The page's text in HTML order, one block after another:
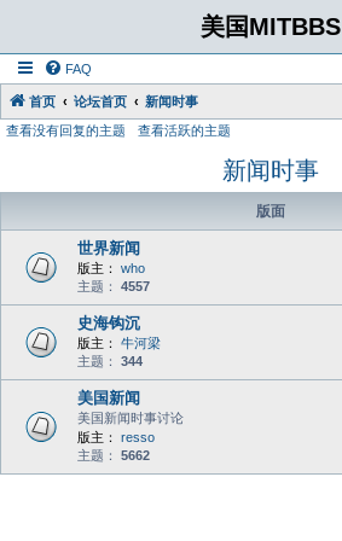
美国MITBBS
FAQ
首页 论坛首页 新闻时事
查看没有回复的主题 查看活跃的主题
新闻时事
版面
世界新闻
版主：
who
主题： 4557
史海钩沉
版主：
牛河梁
主题： 344
美国新闻
美国新闻时事讨论
版主：
resso
主题： 5662